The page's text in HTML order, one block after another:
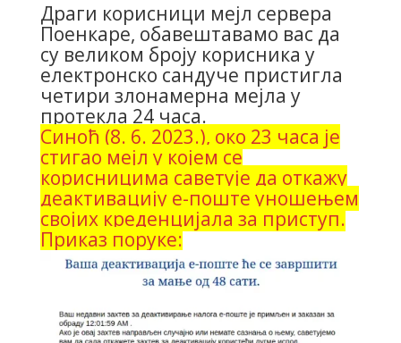
Драги корисници мејл сервера
Поенкаре, обавештавамо вас да
су великом броју корисника у
електронско сандуче пристигла
четири злонамерна мејла у
протекла 24 часа.
Синоћ (8. 6. 2023.), око 23 часа је
стигао мејл у којем се
корисницима саветује да откажу
деактивацију е-поште уношењем
својих креденцијала за приступ.
Приказ поруке: